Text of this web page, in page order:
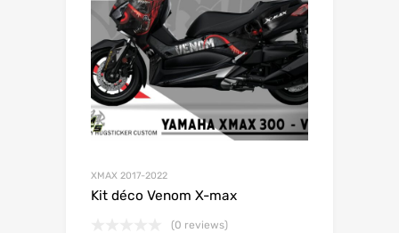
XMAX 2017-2022
Kit déco Venom X-max
(0 reviews)